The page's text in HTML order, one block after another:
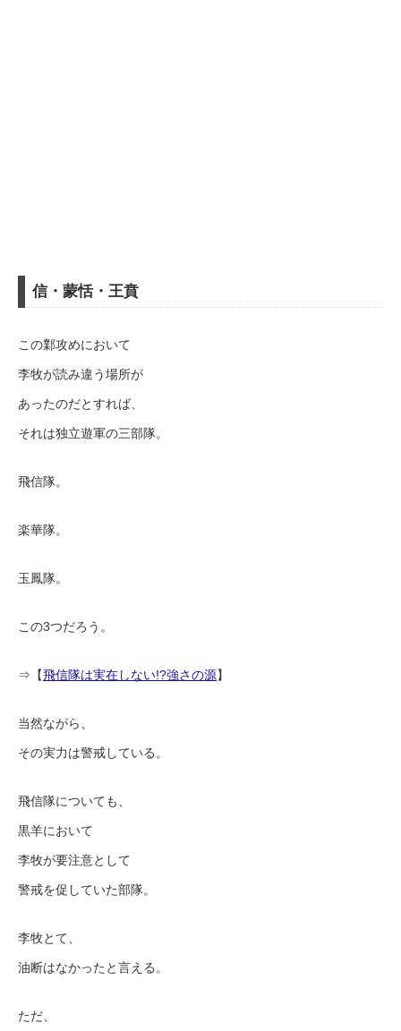
信・蒙恬・王賁
この鄴攻めにおいて
李牧が読み違う場所が
あったのだとすれば、
それは独立遊軍の三部隊。
飛信隊。
楽華隊。
玉鳳隊。
この3つだろう。
⇒【飛信隊は実在しない!?強さの源】
当然ながら、
その実力は警戒している。
飛信隊についても、
黒羊において
李牧が要注意として
警戒を促していた部隊。
李牧とて、
油断はなかったと言える。
ただ、